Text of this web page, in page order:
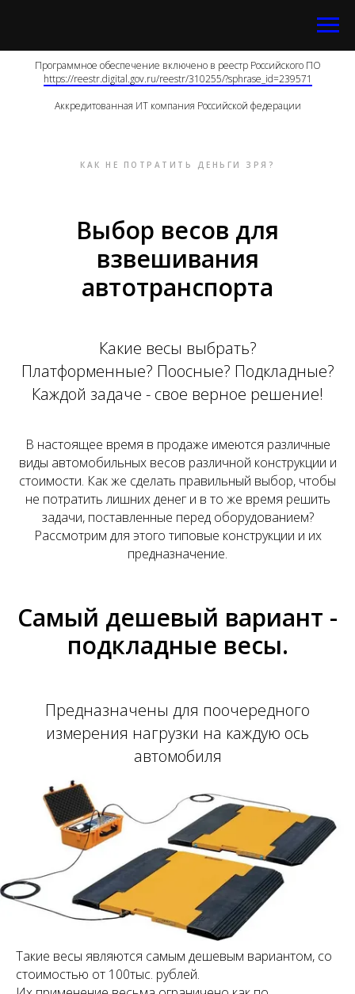
Программное обеспечение включено в реестр Российского ПО
https://reestr.digital.gov.ru/reestr/310255/?sphrase_id=239571
Аккредитованная ИТ компания Российской федерации
КАК НЕ ПОТРАТИТЬ ДЕНЬГИ ЗРЯ?
Выбор весов для
взвешивания
автотранспорта
Какие весы выбрать?
Платформенные? Поосные? Подкладные?
Каждой задаче - свое верное решение!
В настоящее время в продаже имеются различные
виды автомобильных весов различной конструкции и
стоимости. Как же сделать правильный выбор, чтобы
не потратить лишних денег и в то же время решить
задачи, поставленные перед оборудованием?
Рассмотрим для этого типовые конструкции и их
предназначение.
Самый дешевый вариант -
подкладные весы.
Предназначены для поочередного
измерения нагрузки на каждую ось
автомобиля
Такие весы являются самым дешевым вариантом, со
стоимостью от 100тыс. рублей.